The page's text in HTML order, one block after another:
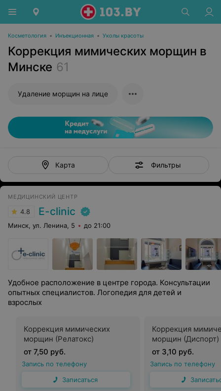
Косметология • Инъекционная • Уколы красоты
Коррекция мимических морщин в
Минске 61
Удаление морщин на лице
Карта Фильтры
МЕДИЦИНСКИЙ ЦЕНТР
4.8 E-clinic
Минск, ул. Ленина, 5 до 21:00
Удобное расположение в центре города. Консультации
опытных специалистов. Логопедия для детей и
взрослых
Коррекция мимических
морщин (Релатокс)
от 7,50 руб.
Запись по телефону
Записаться
Коррекция
морщин (Диспорт)
от 3,10 руб.
Запись по телефону